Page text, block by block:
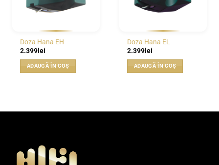
Doza Hana EH
2.399 lei
ADAUGĂ ÎN COȘ
Doza Hana EL
2.399 lei
ADAUGĂ ÎN COȘ